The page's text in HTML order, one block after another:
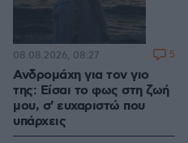
Ανδρομάχη για τον γιο
της: Είσαι το φως στη ζωή
μου, σ' ευχαριστώ που
υπάρχεις
08.08.2026, 08:27 5